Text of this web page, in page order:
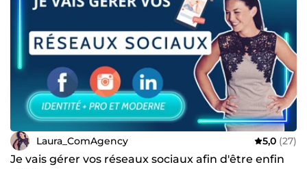
Laura_ComAgency 5,0 (27)
Je vais gérer vos réseaux sociaux afin d'être enfin